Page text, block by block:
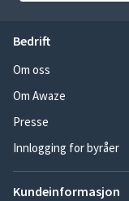
Bedrift
Om oss
Om Awaze
Presse
Innlogging for byråer
Kundeinformasjon